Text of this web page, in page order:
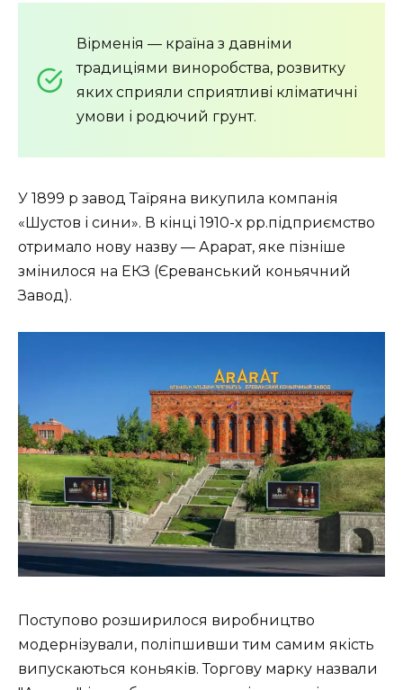
Вірменія — країна з давніми
традиціями виноробства, розвитку
яких сприяли сприятливі кліматичні
умови і родючий грунт.
У 1899 р завод Таїряна викупила компанія
«Шустов і сини». В кінці 1910-х рр.підприємство
отримало нову назву — Арарат, яке пізніше
змінилося на ЕКЗ (Єреванський коньячний
Завод).
Поступово розширилося виробництво
модернізували, поліпшивши тим самим якість
випускаються коньяків. Торгову марку назвали